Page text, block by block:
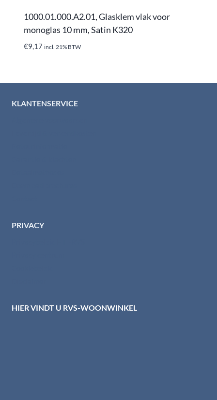
1000.01.000.A2.01, Glasklem vlak voor
monoglas 10 mm, Satin K320
€9,17 incl. 21% BTW
KLANTENSERVICE
PRIVACY
HIER VINDT U RVS-WOONWINKEL